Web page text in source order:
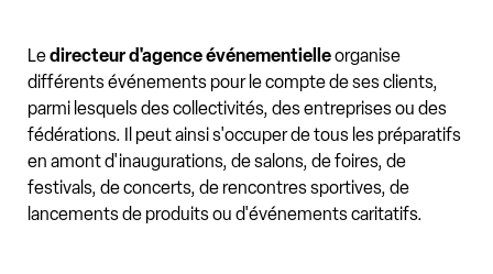
Ledirecteur d'agence événementielleorganise
différents événements pour le compte de ses clients,
parmi lesquels des collectivités, des entreprises ou des
fédérations. Il peut ainsi s'occuper de tous les préparatifs
en amont d'inaugurations, de salons, de foires, de
festivals, de concerts, de rencontres sportives, de
lancements de produits ou d'événements caritatifs.